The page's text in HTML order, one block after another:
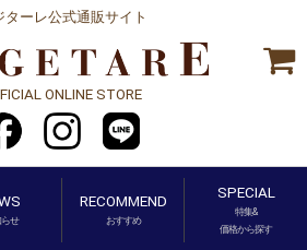
ターレ公式通販サイト
ONLINE STORE
せ
RECOMMEND
おすすめ
SPECIAL
特集&
価格から探す